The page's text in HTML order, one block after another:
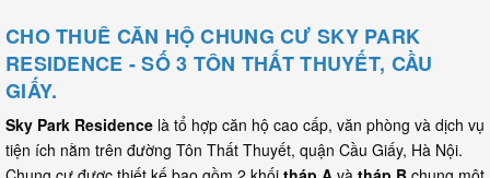
CHO THUÊ CĂN HỘ CHUNG CƯ SKY PARK
RESIDENCE - SỐ 3 TÔN THẤT THUYẾT, CẦU
GIẤY.
Sky Park Residence là tổ hợp căn hộ cao cấp, văn phòng và dịch vụ
tiện ích nằm trên đường Tôn Thất Thuyết, quận Cầu Giấy, Hà Nội.